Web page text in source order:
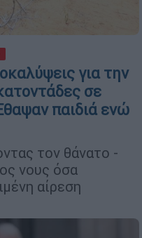
για την
σε
παιδιά ενώ
τον θάνατο -
νους όσα
αίρεση